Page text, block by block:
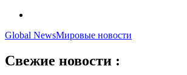
Global NewsМировые новости
Свежие новости :